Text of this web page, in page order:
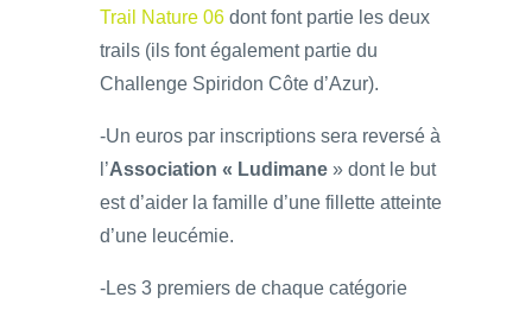
Trail Nature 06 dont font partie les deux
trails (ils font également partie du
Challenge Spiridon Côte d’Azur).
-Un euros par inscriptions sera reversé à
l’Association « Ludimane » dont le but
est d’aider la famille d’une fillette atteinte
d’une leucémie.
-Les 3 premiers de chaque catégorie